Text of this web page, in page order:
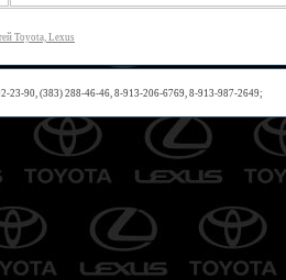
Toyota, Lexus
23-90, (383) 288-46-46, 8-913-206-6769, 8-913-987-2649;